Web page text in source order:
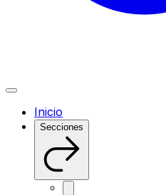
Inicio
Secciones